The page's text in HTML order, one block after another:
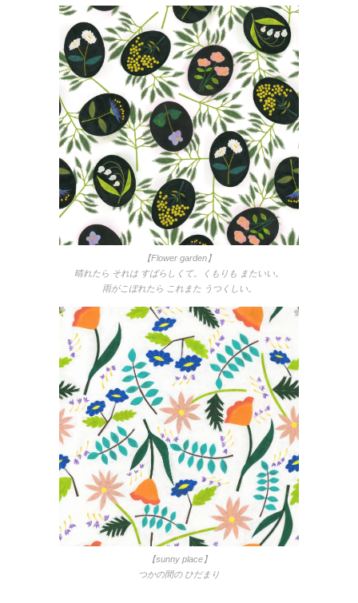
【Flower garden】
晴れたら それは すばらしくて。くもりも またいい。
雨がこぼれたら これまた うつくしい。
【sunny place】
つかの間の ひだまり